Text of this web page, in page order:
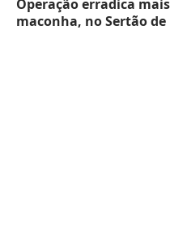
Operação erradica
maconha, no Sertão de